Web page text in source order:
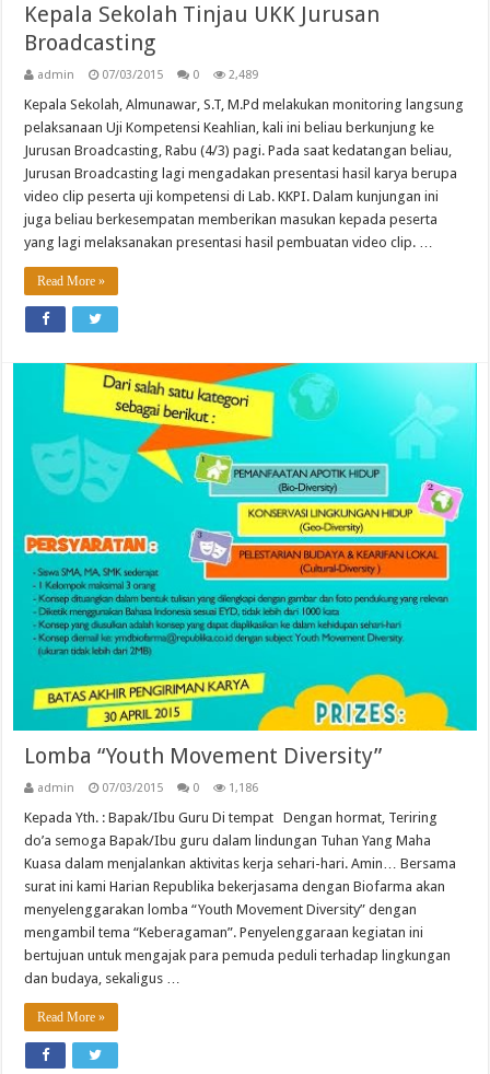
Kepala Sekolah Tinjau UKK Jurusan
Broadcasting
admin 07/03/2015 0 2,489
Kepala Sekolah, Almunawar, S.T, M.Pd melakukan monitoring langsung
pelaksanaan Uji Kompetensi Keahlian, kali ini beliau berkunjung ke
Jurusan Broadcasting, Rabu (4/3) pagi. Pada saat kedatangan beliau,
Jurusan Broadcasting lagi mengadakan presentasi hasil karya berupa
video clip peserta uji kompetensi di Lab. KKPI. Dalam kunjungan ini
juga beliau berkesempatan memberikan masukan kepada peserta
yang lagi melaksanakan presentasi hasil pembuatan video clip. …
Read More »
Lomba “Youth Movement Diversity”
admin 07/03/2015 0 1,186
Kepada Yth. : Bapak/Ibu Guru Di tempat Dengan hormat, Teriring
do’a semoga Bapak/Ibu guru dalam lindungan Tuhan Yang Maha
Kuasa dalam menjalankan aktivitas kerja sehari-hari. Amin… Bersama
surat ini kami Harian Republika bekerjasama dengan Biofarma akan
menyelenggarakan lomba “Youth Movement Diversity” dengan
mengambil tema “Keberagaman”. Penyelenggaraan kegiatan ini
bertujuan untuk mengajak para pemuda peduli terhadap lingkungan
dan budaya, sekaligus …
Read More »